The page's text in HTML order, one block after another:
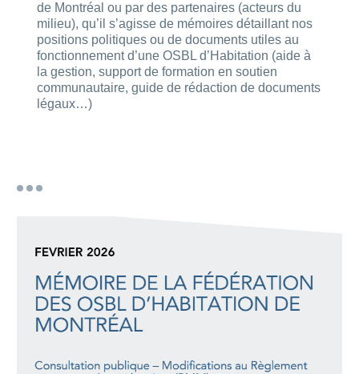
de Montréal ou par des partenaires (acteurs du
milieu), qu’il s’agisse de mémoires détaillant nos
positions politiques ou de documents utiles au
fonctionnement d’une OSBL d’Habitation (aide à
la gestion, support de formation en soutien
communautaire, guide de rédaction de documents
légaux…)